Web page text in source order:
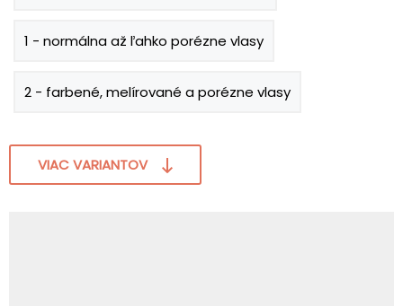
1 - normálna až ľahko porézne vlasy
2 - farbené, melírované a porézne vlasy
VIAC VARIANTOV